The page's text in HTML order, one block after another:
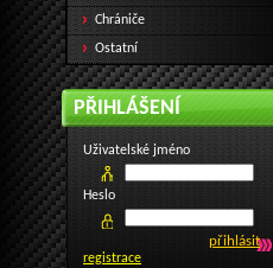
Chrániče
Ostatní
PŘIHLÁŠENÍ
Uživatelské jméno
Heslo
registrace